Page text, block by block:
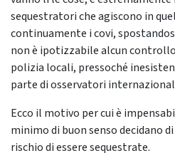
sequestratori che agiscono in
continuamente i covi,
non è ipotizzabile alcun
polizia locali, pressoché
parte di osservatori
Ecco il motivo per cui è
minimo di buon senso decidano
rischio di essere sequestrate.